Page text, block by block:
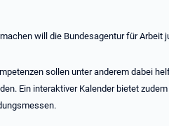
will die Bundesagentur für Arbeit
sollen unter anderem dabei
Ein interaktiver Kalender bietet